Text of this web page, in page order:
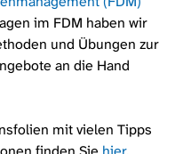
im FDM haben wir
und Übungen zur
an die Hand
mit vielen Tipps